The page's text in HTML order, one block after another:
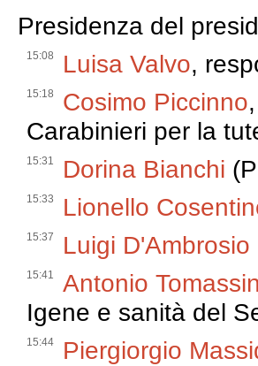
Presidenza del
15:08 Luisa Valvo,
15:18 Cosimo Piccinno
Carabinieri per la
15:31 Dorina Bianchi
15:33 Lionello
15:37 Luigi D'Ambrosio
15:41 Antonio
Igene e sanità del
15:44 Piergiorgio